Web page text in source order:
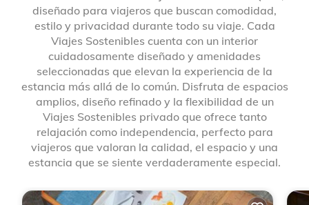
diseñado para viajeros que buscan comodidad,
estilo y privacidad durante todo su viaje. Cada
Viajes Sostenibles cuenta con un interior
cuidadosamente diseñado y amenidades
seleccionadas que elevan la experiencia de la
estancia más allá de lo común. Disfruta de espacios
amplios, diseño refinado y la flexibilidad de un
Viajes Sostenibles privado que ofrece tanto
relajación como independencia, perfecto para
viajeros que valoran la calidad, el espacio y una
estancia que se siente verdaderamente especial.